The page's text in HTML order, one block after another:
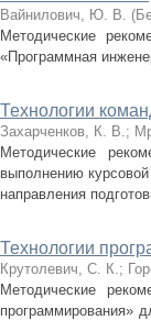
Вайнилович, Ю. В. (
Методические
«Программная
Технологии
Захарченков, К. В.;
Методические
выполнению
направления
Технологии
Крутолевич, С. К.;
Методические
программирования»